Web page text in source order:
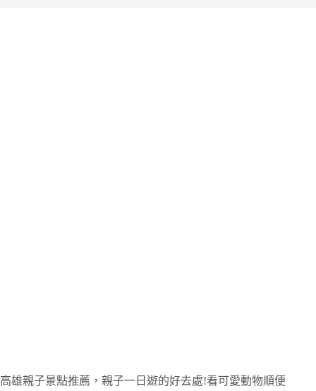
高雄親子景點推薦，親子一日遊的好去處!看可愛動物順便